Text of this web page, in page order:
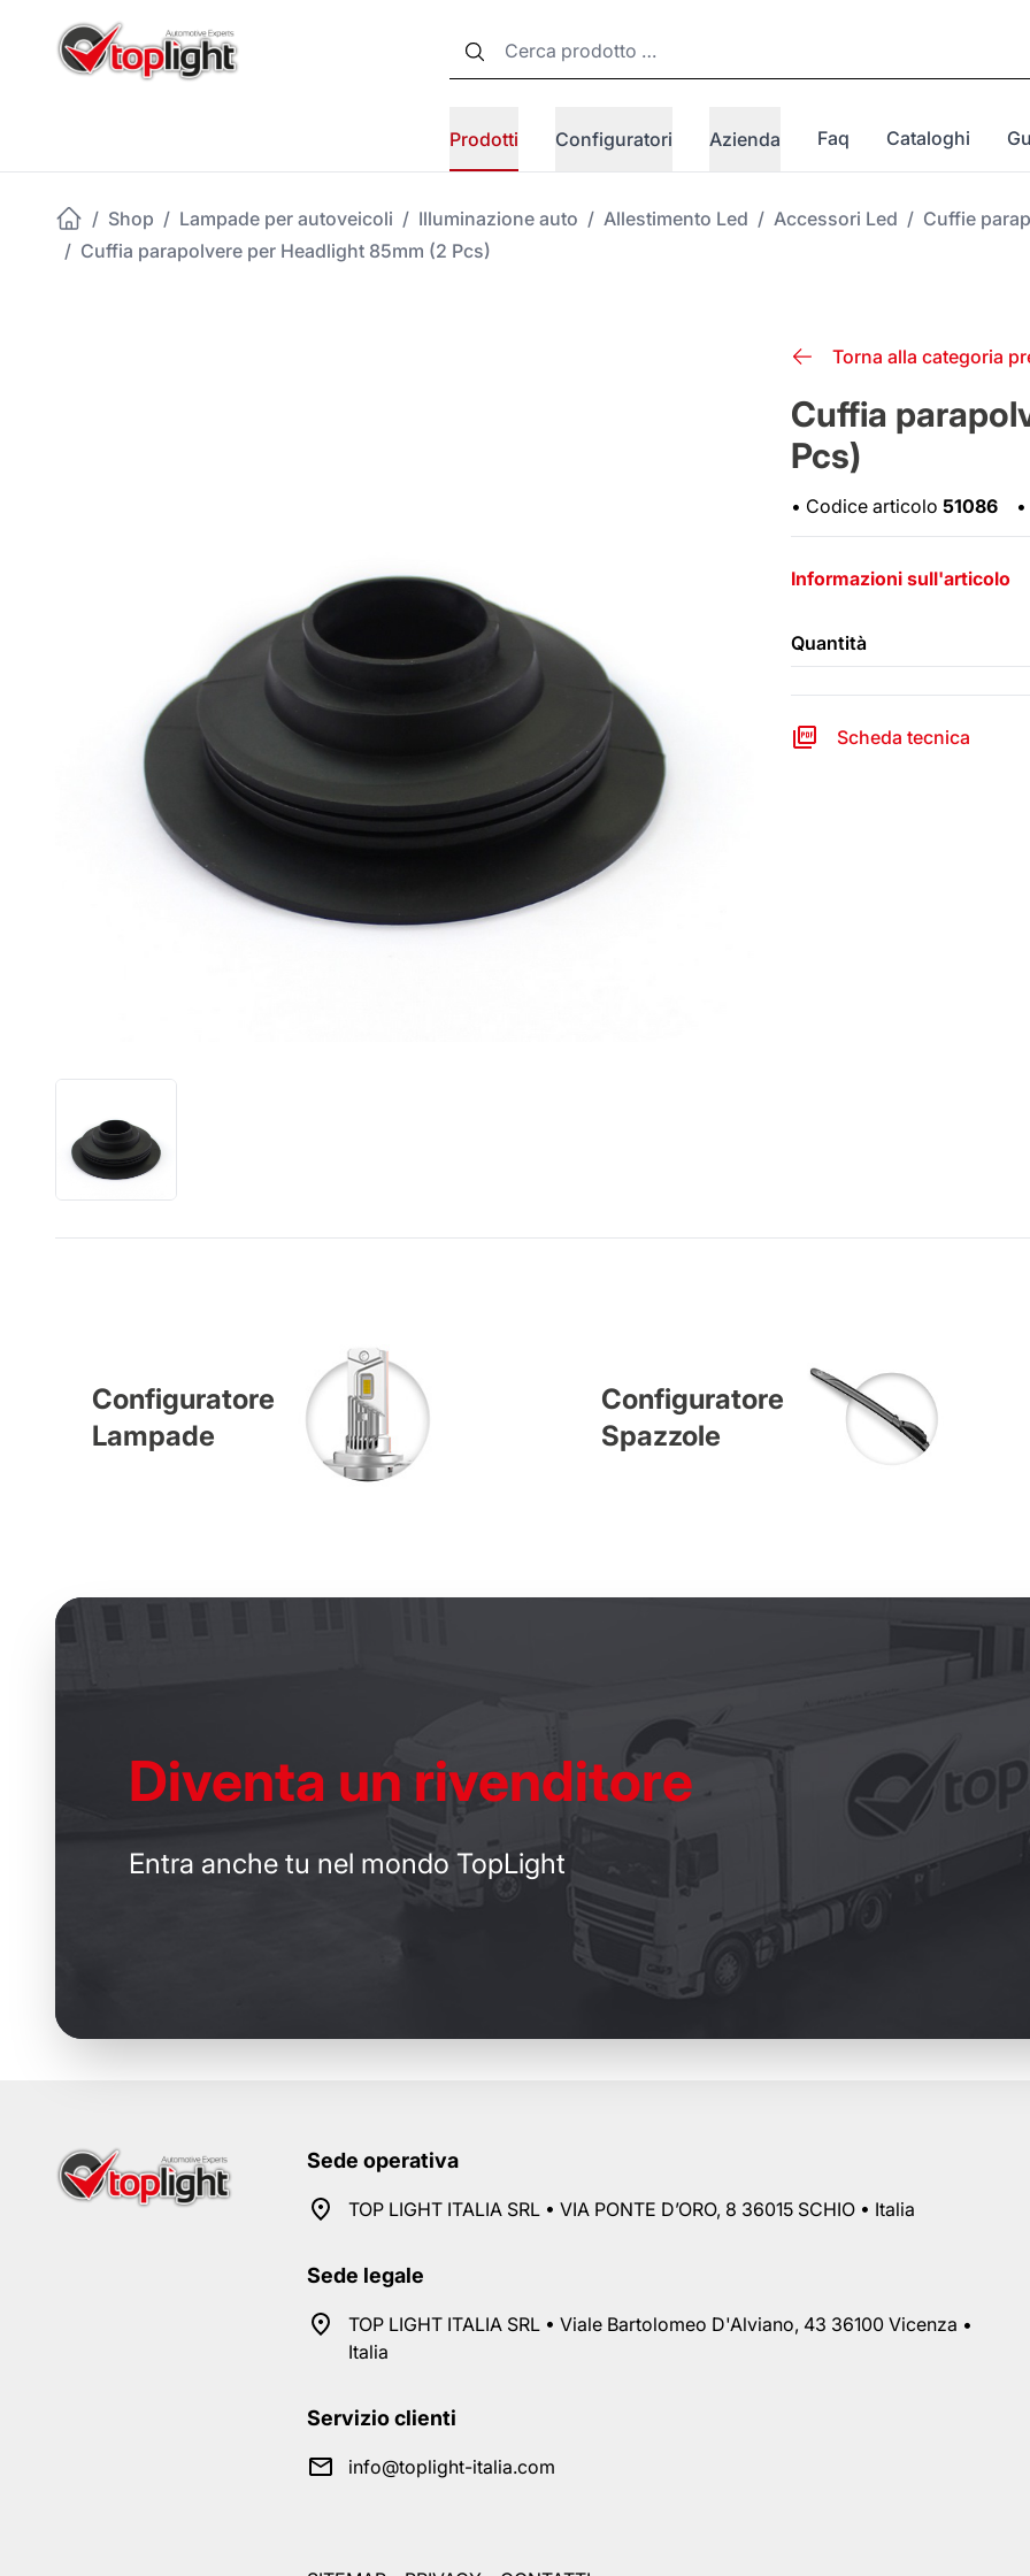
Prodotti Configuratori Azienda Faq Cataloghi
/ Shop / Lampade per autoveicoli / Illuminazione auto / Allestimento Led / Accessori Led / Cuffie
/ Cuffia parapolvere per Headlight 85mm (2 Pcs)
Torna alla categoria
Cuffia
Pcs)
• Codice articolo 51086 •
Informazioni sull'articolo
Quantità
Scheda tecnica
Configuratore
Lampade
Configuratore
Spazzole
Diventa un rivenditore
Entra anche tu nel mondo TopLight
Sede operativa
TOP LIGHT ITALIA SRL • VIA PONTE D’ORO, 8 36015 SCHIO • Italia
Sede legale
TOP LIGHT ITALIA SRL • Viale Bartolomeo D'Alviano, 43 36100 Vicenza •
Italia
Servizio clienti
info@toplight-italia.com